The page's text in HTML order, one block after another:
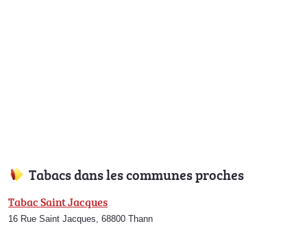
Tabacs dans les communes proches
Tabac Saint Jacques
16 Rue Saint Jacques, 68800 Thann